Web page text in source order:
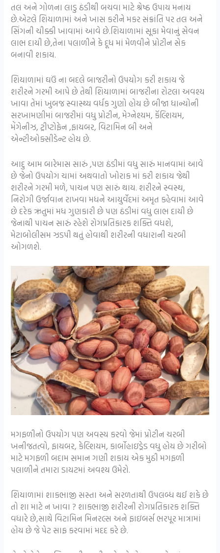
તલ અને ગોળના લાડુ ઠંડીથી બચવા માટે શ્રેષ્ઠ ઉપાય મનાય
છે.એટલે શિયાળામાં અને ખાસ કરીને મકર સંક્રાંતિ પર તલ અને
સિંગની ચીક્કી ખાવામાં આવે છે.શિયાળામાં સૂકા મેવાનું સેવન
લાભ દાયી છે,તેના પલાળીને કે દૂધ માં મેળવીને પ્રોટીન સેક
બનાવી શકાય.
શિયાળામાં ઘઉં ના બદલે બાજરીનો ઉપયોગ કરી શકાય જે
શરીરને ગરમી આપે છે તેથી શિયાળામાં બાજરીના રોટલા અવશ્ય
ખાવા તેમાં ખુબજ સ્વાસ્થ્ય વર્ધક ગુણો હોય છે બીજા ધાન્યોની
સરખામણીમાં બાજરીમાં વધુ પ્રોટીન, મેગ્નેશ્યમ, કૅલ્શિયમ,
મેંગેનીઝ, ટ્રીપ્ટોફેન ,ફાયબર, વિટામિન બી અને
એન્ટીઓક્સીડેન્ટ હોય છે.
આદુ આમ બારેમાસ સારું ,પણ ઠંડીમાં વધુ સારું માનવામાં આવે
છે જેનો ઉપયોગ ચામાં અથવાતો ખોરાક માં કરી શકાય જેથી
શરીરને ગરમી મળે, પાચન પણ સારું થાય. શરીરને સ્વસ્થ,
નિરોગી ઉર્જાવાન રાખવા મધને આયુર્વેદમાં અમૃત કહેવામાં આવે
છે દરેક ઋતુમાં મધ ગુણકારી છે પણ ઠંડીમાં વધુ લાભ દાયી છે
જેનાથી પાચન સારું રહેશે રોગપ્રતિકારક શક્તિ વધશે,
મેટાબોલીસમ ઝડપી થતું હોવાથી શરીરની વધારાની ચરબી
ઓગળશે.
મગફળીનો ઉપયોગ પણ અવસ્ય કરવો જેમાં પ્રોટીન ચરબી
ખનીજતત્વો, ફાયબર, કેલ્શિયમ, કાર્બોહાઇડ્રેડ વધુ હોય છે ગરીબો
માટે મગફળી બદામ સમાન ગણી શકાય એક મુઠી મગફળી
પલાળીને તમારા ડાયટમાં અવશ્ય ઉમેરો.
શિયાળામાં શાકભાજી સસ્તા અને સરળતાથી ઉપલબ્ધ થઈ શકે છે
તો શા માટે ન ખાવા ? શાકભાજી શરીરની રોગપ્રતિકારક શક્તિ
વધારે છે,સાથે વિટામિન મિનરલ્સ અને ફાઇબર્સ ભરપૂર માત્રામાં
હોય છે જે પેટ સાફ કરવામાં મદદ કરે છે.